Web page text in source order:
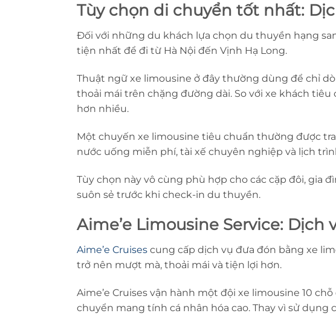
Tùy chọn di chuyển tốt nhất:
Đối với những du khách lựa chọn du thuyền hạng
tiện nhất để đi từ Hà Nội đến Vịnh Hạ Long.
Thuật ngữ xe limousine ở đây thường dùng để chỉ
thoải mái trên chặng đường dài. So với xe khách
hơn nhiều.
Một chuyến xe limousine tiêu chuẩn thường được
nước uống miễn phí, tài xế chuyên nghiệp và lịch
Tùy chọn này vô cùng phù hợp cho các cặp đôi, gia
suôn sẻ trước khi check-in du thuyền.
Aime’e Limousine Service:
Aime’e Cruises cung cấp dịch vụ đưa đón bằng xe
trở nên mượt mà, thoải mái và tiện lợi hơn.
Aime’e Cruises vận hành một đội xe limousine 10
chuyển mang tính cá nhân hóa cao. Thay vì sử dụng